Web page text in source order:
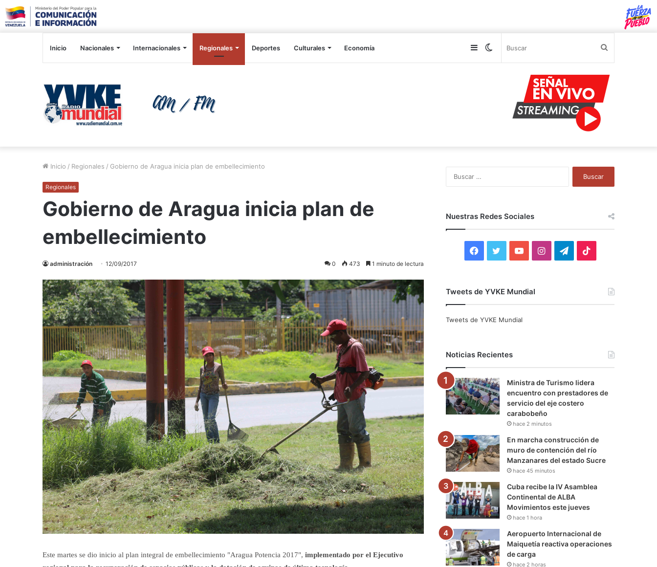
Inicio Nacionales Internacionales Regionales Deportes Culturales Economía Switch
Sidebar
Inicio / Regionales / Gobierno de Aragua inicia plan de embellecimiento
Regionales
Gobierno de Aragua inicia plan de
embellecimiento
administración 12/09/2017 0 473 1 minuto de lectura
Este martes se dio inicio al plan integral de embellecimiento "Aragua Potencia 2017", implementado por el Ejecutivo
Nuestras Redes Sociales
F
c
o
k
i
r
Y
u
e
I
r
a
m
T
a
m
Tweets de YVKE Mundial
Tweets de YVKE Mundial
Noticias Recientes
Ministra de Turismo lidera
encuentro con prestadores de
servicio del eje costero
carabobeño
hace 2 minutos
En marcha construcción de
muro de contención del río
Manzanares del estado Sucre
hace 45 minutos
Cuba recibe la IV Asamblea
Continental de ALBA
Movimientos este jueves
hace 1 hora
Aeropuerto Internacional de
Maiquetía reactiva operaciones
de carga
hace 2 horas